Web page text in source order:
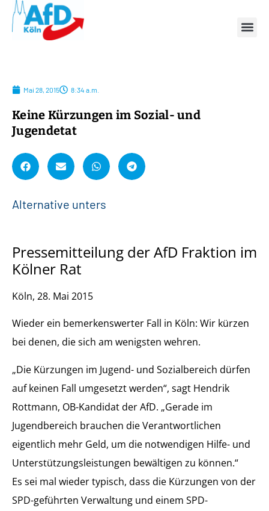
Mai 28, 2015 8:34 a.m.
Keine Kürzungen im Sozial- und
Jugendetat
Alternative unters
Pressemitteilung der AfD Fraktion im
Kölner Rat
Köln, 28. Mai 2015
Wieder ein bemerkenswerter Fall in Köln: Wir kürzen
bei denen, die sich am wenigsten wehren.
„Die Kürzungen im Jugend- und Sozialbereich dürfen
auf keinen Fall umgesetzt werden“, sagt Hendrik
Rottmann, OB-Kandidat der AfD. „Gerade im
Jugendbereich brauchen die Verantwortlichen
eigentlich mehr Geld, um die notwendigen Hilfe- und
Unterstützungsleistungen bewältigen zu können.“
Es sei mal wieder typisch, dass die Kürzungen von der
SPD-geführten Verwaltung und einem SPD-